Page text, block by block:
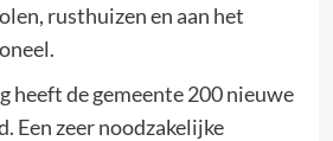
rusthuizen en aan het
heeft de gemeente 200 nieuwe
Een zeer noodzakelijke